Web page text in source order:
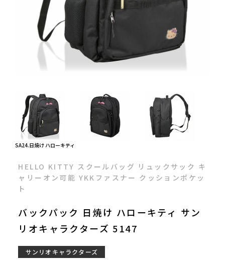
SA24.日焼け ハローキティ
HELLO KITTY スクールバッグ リュックサック キ
ャリーオン可能 YKKファスナー クッションポケッ
ト
バックパック 日焼け ハローキティ サン
リオキャラクターズ 5147
サンリオキャラクターズ